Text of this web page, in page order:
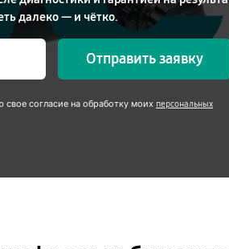
далеко — и чётко.
Отправить заявку
согласие на обработку моих персональных